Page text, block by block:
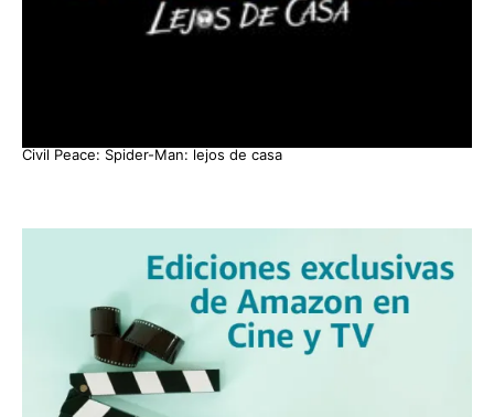
Civil Peace: Spider-Man: lejos de casa